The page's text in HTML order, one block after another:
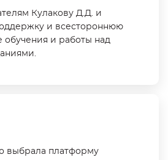
Кулакову Д.Д. и
и всестороннюю
и работы над
выбрала платформу